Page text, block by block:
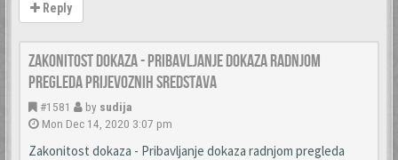
Reply
Zakonitost dokaza - Pribavljanje dokaza radnjom
pregleda prijevoznih sredstava
#1581 by sudija
Mon Dec 14, 2020 3:07 pm
Zakonitost dokaza - Pribavljanje dokaza radnjom pregleda